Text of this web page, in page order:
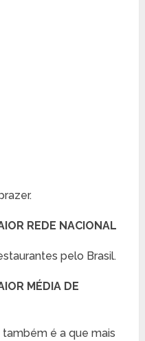
REDE NACIONAL
pelo Brasil.
MÉDIA DE
é a que mais